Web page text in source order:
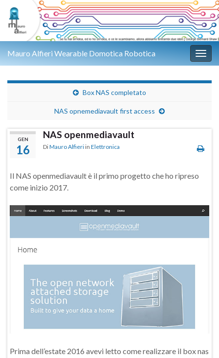
Mauro Alfieri Wearable Domotica Robotica
Box NAS completato
NAS opnemediavault first access
GEN
16
NAS openmediavault
DiMauro Alfieri in Elettronica
Il NAS openmediavault è il primo progetto che ho ripreso
come inizio 2017.
Prima dell’estate 2016 avevi letto come realizzare il box nas